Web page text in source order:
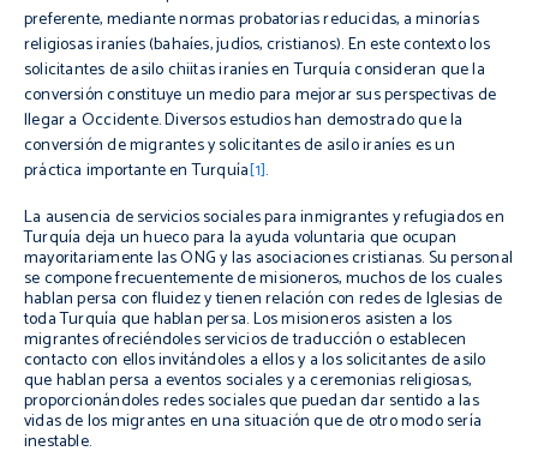
preferente, mediante normas probatorias reducidas, a minorías
religiosasiraníes(bahaíes, judíos, cristianos). En este contexto los
solicitantes de asilochiitasiraníesen Turquía consideran que la
conversión constituye un medio para mejorar sus perspectivas de
llegar a Occidente. Diversos estudios han demostrado que la
conversión de migrantes y solicitantes de asiloiraníeses un
práctica importante en Turquía[1].
La ausencia de servicios sociales para inmigrantes y refugiados en
Turquía deja un hueco para la ayuda voluntaria que ocupan
mayoritariamente las ONG y las asociaciones cristianas. Su personal
se compone frecuentemente de misioneros, muchos de los cuales
hablan persa con fluidez y tienen relación con redes de Iglesias de
toda Turquía que hablan persa. Los misioneros asisten a los
migrantes ofreciéndoles servicios de traducción o establecen
contacto con ellos invitándoles a ellos y a los solicitantes de asilo
que hablan persa a eventos sociales y a ceremonias religiosas,
proporcionándoles redes sociales que puedan dar sentido a las
vidas de los migrantes en una situación que de otro modo sería
inestable.